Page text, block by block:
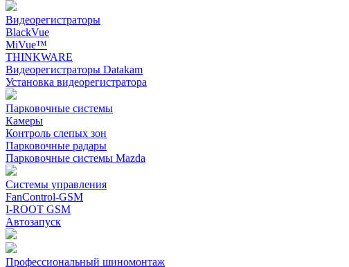
Видеорегистраторы
BlackVue
MiVue™
THINKWARE
Видеорегистраторы Datakam
Установка видеорегистратора
Парковочные системы
Камеры
Контроль слепых зон
Парковочные радары
Парковочные системы Mazda
Системы управления
FanControl-GSM
I-ROOT GSM
Автозапуск
Профессиональный шиномонтаж